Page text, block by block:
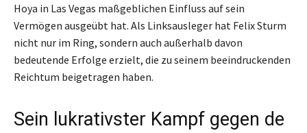
Hoya in Las Vegas maßgeblichen Einfluss auf sein
Vermögen ausgeübt hat. Als Linksausleger hat Felix Sturm
nicht nur im Ring, sondern auch außerhalb davon
bedeutende Erfolge erzielt, die zu seinem beeindruckenden
Reichtum beigetragen haben.
Sein lukrativster Kampf gegen de